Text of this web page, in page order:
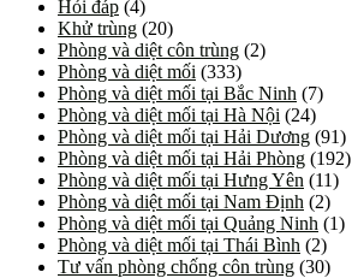
Hỏi đáp (4)
Khử trùng (20)
Phòng và diệt côn trùng (2)
Phòng và diệt mối (333)
Phòng và diệt mối tại Bắc Ninh (7)
Phòng và diệt mối tại Hà Nội (24)
Phòng và diệt mối tại Hải Dương (91)
Phòng và diệt mối tại Hải Phòng (192)
Phòng và diệt mối tại Hưng Yên (11)
Phòng và diệt mối tại Nam Định (2)
Phòng và diệt mối tại Quảng Ninh (1)
Phòng và diệt mối tại Thái Bình (2)
Tư vấn phòng chống côn trùng (30)